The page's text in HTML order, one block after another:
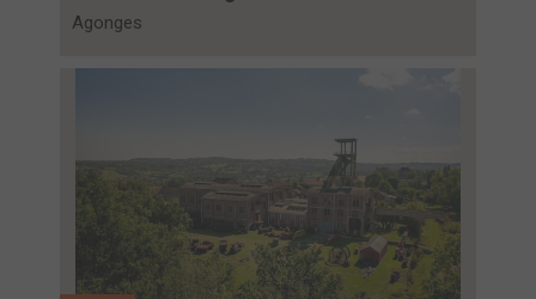
Agonges